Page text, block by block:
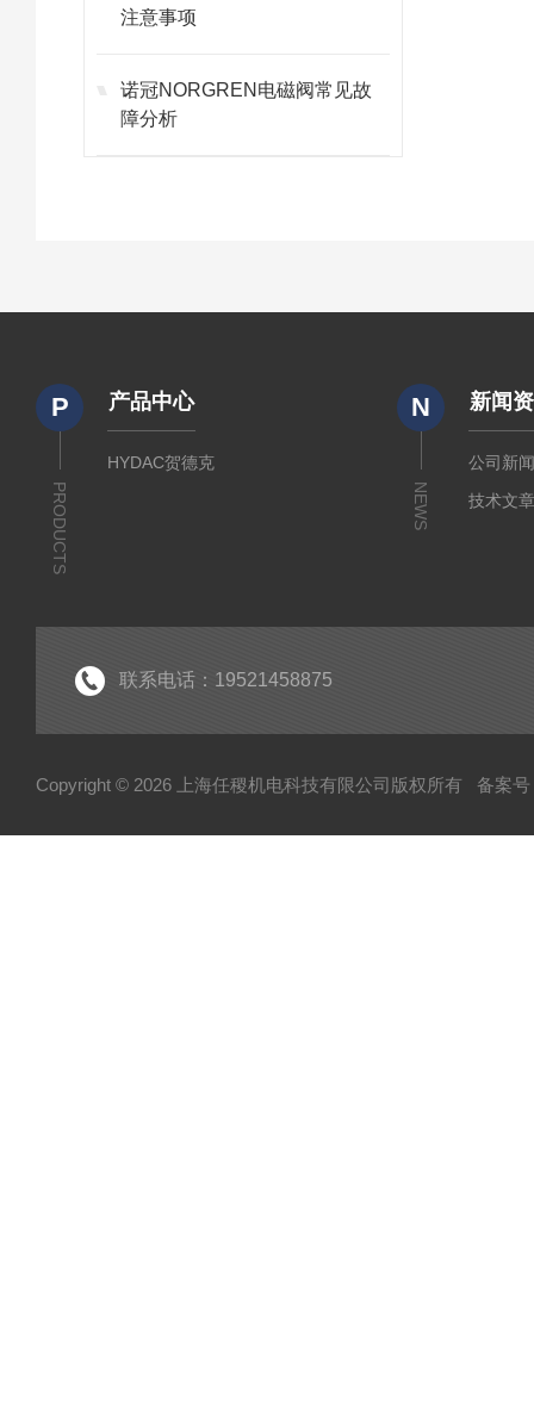
注意事项
诺冠NORGREN电磁阀常见故
障分析
P
PRODUCTS
产品中心
HYDAC贺德克
N
NEWS
新闻
公司新
技术文
联系电话：19521458875
Copyright © 2026 上海任稷机电科技有限公司版权所有 备案号